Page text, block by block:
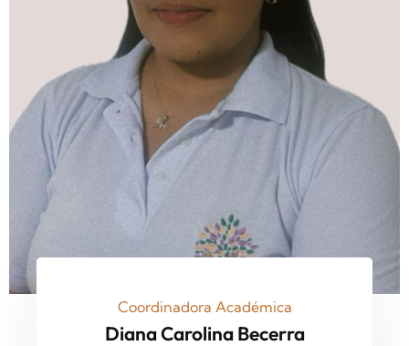
Coordinadora Académica
Diana Carolina Becerra